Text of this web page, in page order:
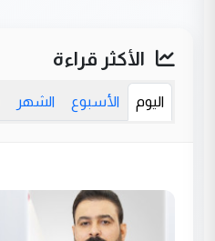
الأكثر قراءة
اليوم الأسبوع الشهر